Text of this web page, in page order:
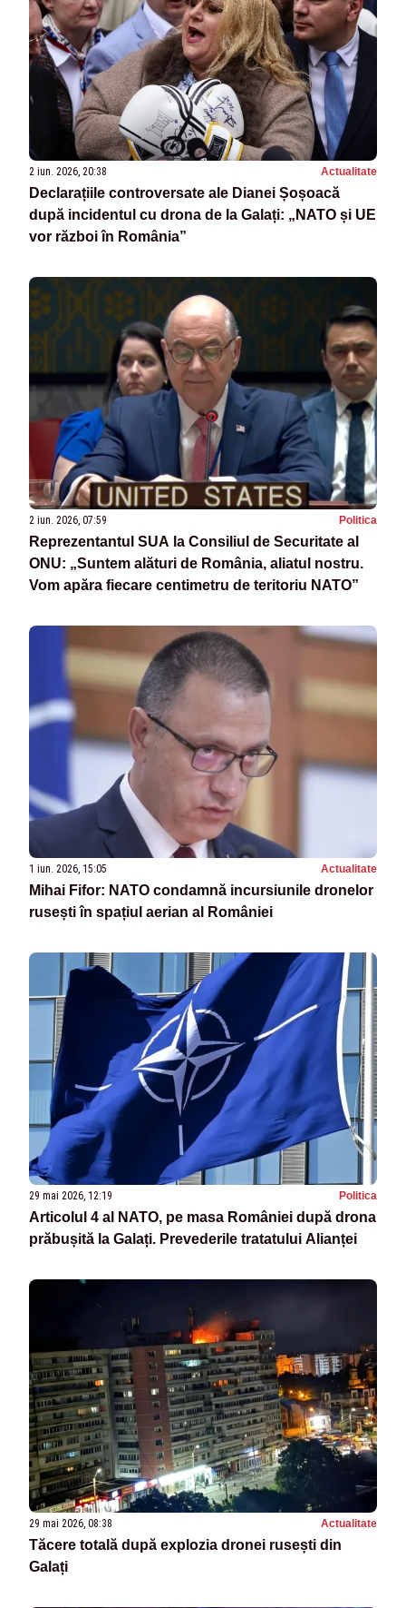
2 iun. 2026, 20:38 Actualitate
Declarațiile controversate ale Dianei Șoșoacă
după incidentul cu drona de la Galați: „NATO și UE
vor război în România”
2 iun. 2026, 07:59 Politica
Reprezentantul SUA la Consiliul de Securitate al
ONU: „Suntem alături de România, aliatul nostru.
Vom apăra fiecare centimetru de teritoriu NATO”
1 iun. 2026, 15:05 Actualitate
Mihai Fifor: NATO condamnă incursiunile dronelor
rusești în spațiul aerian al României
29 mai 2026, 12:19 Politica
Articolul 4 al NATO, pe masa României după drona
prăbușită la Galați. Prevederile tratatului Alianței
29 mai 2026, 08:38 Actualitate
Tăcere totală după explozia dronei rusești din
Galați